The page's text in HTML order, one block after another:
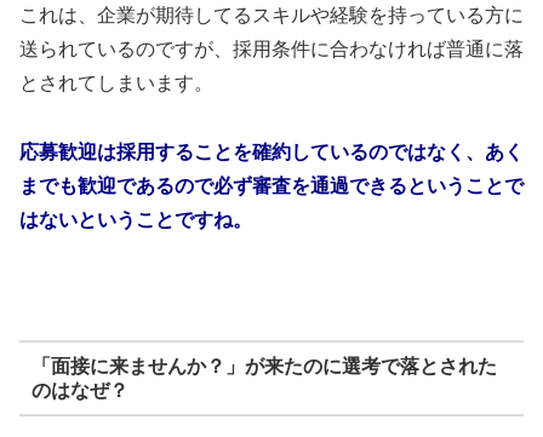
これは、企業が期待してるスキルや経験を持っている方に
送られているのですが、採用条件に合わなければ普通に落
とされてしまいます。
応募歓迎は採用することを確約しているのではなく、あく
までも歓迎であるので必ず審査を通過できるということで
はないということですね。
「面接に来ませんか？」が来たのに選考で落とされた
のはなぜ？